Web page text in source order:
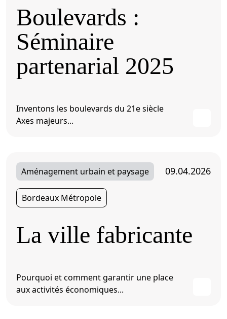
Boulevards :
Séminaire
partenarial 2025
Inventons les boulevards du 21e siècle
Axes majeurs...
Aménagement urbain et paysage 09.04.2026
Bordeaux Métropole
La ville fabricante
Pourquoi et comment garantir une place
aux activités économiques...